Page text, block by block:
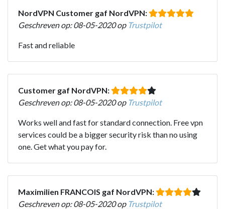
NordVPN Customer gaf NordVPN:
Geschreven op: 08-05-2020 op Trustpilot
Fast and reliable
Customer gaf NordVPN:
Geschreven op: 08-05-2020 op Trustpilot
Works well and fast for standard connection. Free vpn
services could be a bigger security risk than no using
one. Get what you pay for.
Maximilien FRANCOIS gaf NordVPN:
Geschreven op: 08-05-2020 op Trustpilot